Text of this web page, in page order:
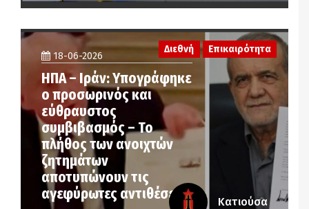
18-06-2026
ΗΠΑ – Ιράν: Υπογράφηκε
ο προσωρινός και
εύθραυστος
συμβιβασμός – Το
πλήθος των ανοιχτών
ζητημάτων
αποτυπώνουν τις
αγεφύρωτες αντιθέσεις
Διεθνή Επικαιρότητα
Κατιούσα